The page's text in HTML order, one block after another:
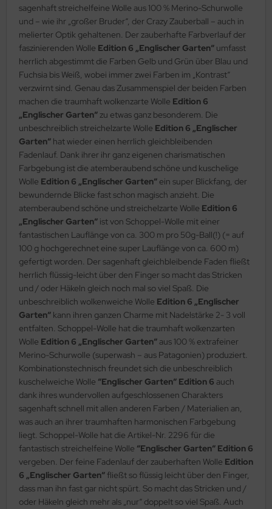
sagenhaft streichelfeine Wolle aus 100 % Merino-Schurwolle
und – wie ihr „großer Bruder“, der Crazy Zauberball – auch in
melierter Optik gehaltenen. Der zauberhafte Farbverlauf der
faszinierenden Wolle Edition 6 „Englischer Garten“ umfasst
herrlich abgestimmt die Farben Gelb und Grün über Blau und
Fuchsia bis Weiß, wobei immer zwei Farben im „Kontrast“
verzwirnt sind. Genau das Zusammenspiel der beiden Farben
machen die traumhaft wolkenzarte Wolle Edition 6
„Englischer Garten“zu etwas ganz besonderem. Die
unbeschreiblich streichelzarte Wolle Edition 6 „Englischer
Garten“ hat wieder einen herrlich gleichbleibenden
Fadenlauf. Dank ihrer ihr ganz eigenen charismatischen
Farbgebung ist die atemberaubend schöne und kuschelige
Wolle Edition 6 „Englischer Garten“ ein super Blickfang, der
bewundernde Blicke fast schon magisch anzieht. Die
atemberaubend schöne und streichelzarte Wolle Edition 6
„Englischer Garten“ ist von Schoppel-Wolle mit einer
fantastischen Lauflänge von ca. 300 m pro 50g-Ball(!) (= auf
100 g hochgerechnet eine super Lauflänge von ca. 600 m)
gefertigt worden. Der sagenhaft gleichbleibende Faden fließt
herrlich flüssig-leicht über den Finger so macht das Stricken
und / oder Häkeln gleich noch mal so viel Spaß. Die
unbeschreiblich wolkenweiche Wolle Edition 6 „Englischer
Garten“ kann ihren ganzen Charme mit Nadelstärke 2- 3 voll
entfalten. Schoppel-Wolle hat die traumhaft wolkenzarten
Wolle Edition 6 „Englischer Garten“ aus 100 % extrafeiner
Merino-Schurwolle (superwash – aus Patagonien) produziert.
Kombinationstechnisch freundet sich die unbeschreiblich
kuschelweiche Wolle “Englischer Garten“ Edition 6 auch
dank ihres wundervollen aufgeschlossenen Charakters
sagenhaft schnell mit allen anderen Farben / Materialien an,
was auch an ihrer traumhaften harmonischen Farbgebung
liegt. Schoppel-Wolle hat die Artikel-Nr. 2296 für die
fantastisch streichelfeine Wolle “Englischer Garten“ Edition 6
vergeben. Der feine Fadenlauf der zauberhaften Wolle Edition
6 „Englischer Garten“fließt so flüssig leicht über den Finger,
dass man ihn fast gar nicht spürt. So macht das Stricken und /
oder Häkeln gleich mehr als „nur“ doppelt so viel Spaß. Auch